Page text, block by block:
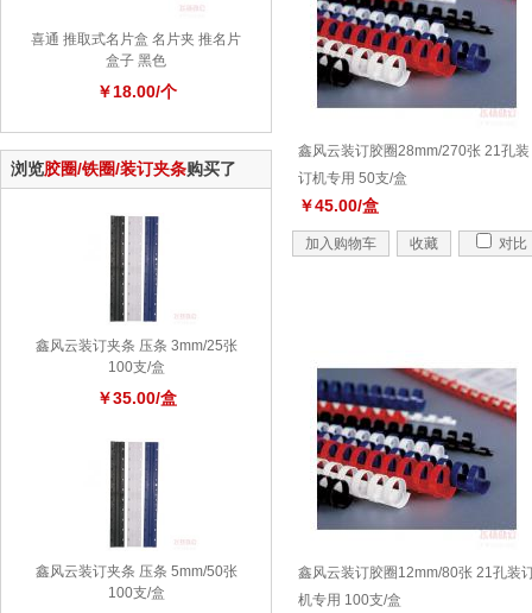
喜通 推取式名片盒 名片夹 推名片
盒子 黑色
￥18.00/个
浏览胶圈/铁圈/装订夹条购买了
鑫风云装订夹条 压条 3mm/25张
100支/盒
￥35.00/盒
鑫风云装订夹条 压条 5mm/50张
100支/盒
鑫风云装订胶圈28mm/270张 21孔装
订机专用 50支/盒
￥45.00/盒
加入购物车 收藏 对比
鑫风云装订胶圈12mm/80张 21孔装
机专用 100支/盒